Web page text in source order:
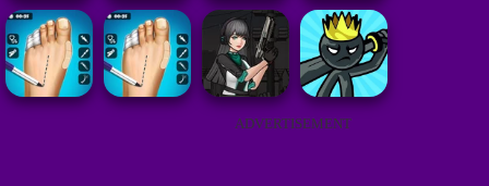
ADVERTISEMENT